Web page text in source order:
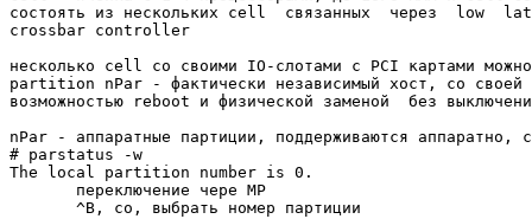
состоять из нескольких cell  связанных  через  low
crossbar controller
несколько cell со своими IO-слотами с PCI картами
partition nPar - фактически независимый хост, со своей
возможностью reboot и физической заменой  без
nPar - аппаратные партиции, поддерживаются аппаратно,
# parstatus -w
The local partition number is 0.
       переключение чере MP
       ^B, co, выбрать номер партиции